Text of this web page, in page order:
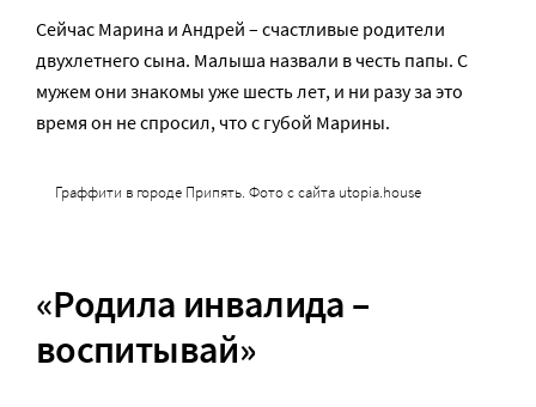
Сейчас Марина и Андрей – счастливые родители
двухлетнего сына. Малыша назвали в честь папы. С
мужем они знакомы уже шесть лет, и ни разу за это
время он не спросил, что с губой Марины.
Граффити в городе Припять. Фото с сайта utopia.house
«Родила инвалида –
воспитывай»